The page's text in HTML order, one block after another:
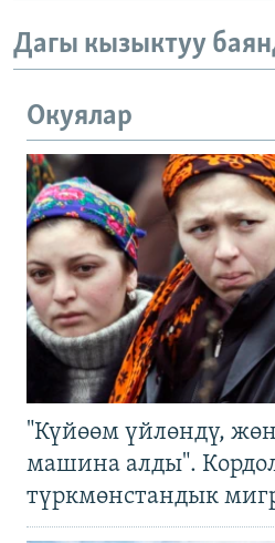
Дагы кызыктуу
Окуялар
"Күйөөм үйлөндү,
машина алды".
түркмөнстандык